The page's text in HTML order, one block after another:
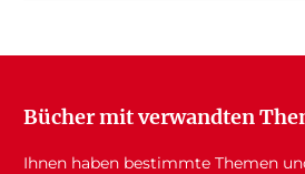
Bücher mit verwandten
Ihnen haben bestimmte Themen